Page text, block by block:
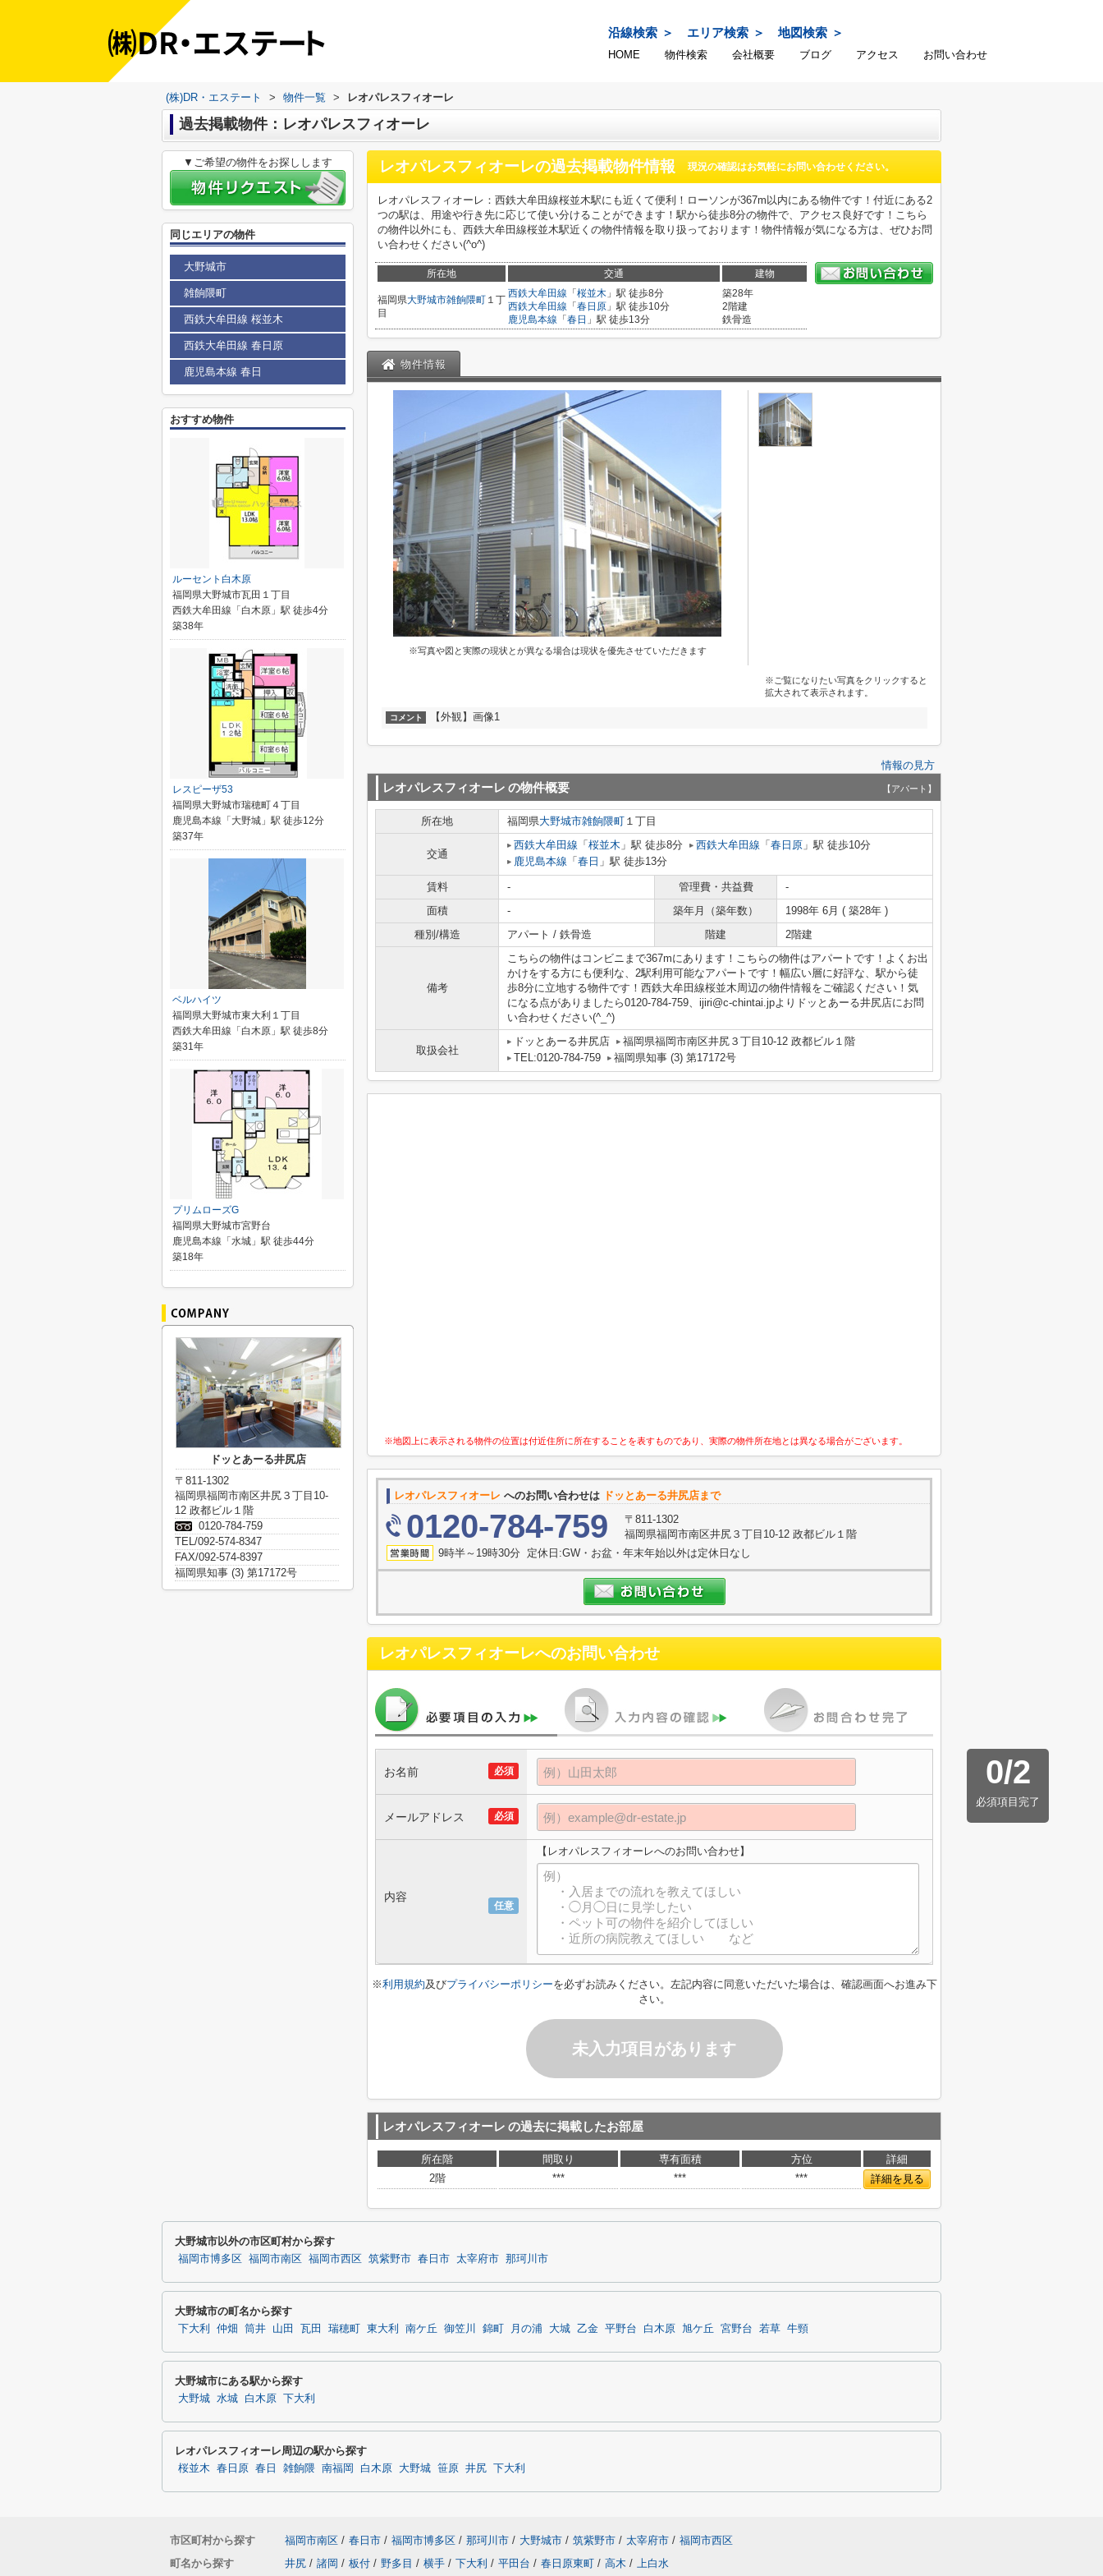
沿線検索 エリア検索 地図検索
HOME 物件検索 会社概要 ブログ アクセス お問い合わせ
(株)DR・エステート > 物件一覧 > レオパレスフィオーレ
過去掲載物件：レオパレスフィオーレ
レオパレスフィオーレの過去掲載物件情報 現況の確認はお気軽にお問い合わせください。
レオパレスフィオーレ：西鉄大牟田線桜並木駅にも近くて便利！ローソンが367m以内にある物件です！付近にある2
つの駅は、用途や行き先に応じて使い分けることができます！駅から徒歩8分の物件で、アクセス良好です！こちら
の物件以外にも、西鉄大牟田線桜並木駅近くの物件情報を取り扱っております！物件情報が気になる方は、ぜひお問
い合わせください(^o^)
所在地 交通 建物
福岡県大野城市雑餉隈町 １丁
目
西鉄大牟田線 「 桜並木 」駅 徒歩8分
西鉄大牟田線 「 春日原 」駅 徒歩10分
鹿児島本線 「 春日 」駅 徒歩13分
築28年
2階建
鉄骨造
物件情報
※写真や図と実際の現状とが異なる場合は現状を優先させていただきます
※ご覧になりたい写真をクリックすると
拡大されて表示されます。
コメント 【外観】画像1
情報の見方
レオパレスフィオーレ の物件概要 【アパート】
所在地 福岡県大野城市雑餉隈町 １丁目
交通
西鉄大牟田線 「 桜並木 」駅 徒歩8分 西鉄大牟田線 「 春日原 」駅 徒歩10分
鹿児島本線 「 春日 」駅 徒歩13分
賃料 - 管理費・共益費
-
面積
- 築年月（築年数）
1998年 6月 ( 築28年 )
種別/構造
アパート / 鉄骨造 階建 2階建
備考
こちらの物件はコンビニまで367mにあります！こちらの物件はアパートです！よくお出
かけをする方にも便利な、2駅利用可能なアパートです！幅広い層に好評な、駅から徒
歩8分に立地する物件です！西鉄大牟田線桜並木周辺の物件情報をご確認ください！気
になる点がありましたら0120-784-759、ijiri@c-chintai.jpよりドッとあーる井尻店にお問
い合わせください(^_^)
取扱会社
ドッとあーる井尻店
福岡県福岡市南区井尻３丁目10-12 政都ビル１階
TEL:0120-784-759
福岡県知事 (3) 第17172号
※地図上に表示される物件の位置は付近住所に所在することを表すものであり、実際の物件所在地とは異なる場合がございます。
レオパレスフィオーレ へのお問い合わせは ドッとあーる井尻店まで
0120-784-759
〒811-1302
福岡県福岡市南区井尻３丁目10-12 政都ビル１階
9時半～19時30分 定休日:GW・お盆・年末年始以外は定休日なし
レオパレスフィオーレへのお問い合わせ
0/2
必須項目完了
必須
お名前
必須
メールアドレス
任意
内容
【レオパレスフィオーレへのお問い合わせ】
※利用規約及びプライバシーポリシーを必ずお読みください。左記内容に同意いただいた場合は、確認画面へお進み下
さい。
未入力項目があります
レオパレスフィオーレ の過去に掲載したお部屋
所在階 間取り 専有面積 方位
詳細
2階
*** *** *** 詳細を見る
▼ご希望の物件をお探しします
同じエリアの物件
大野城市
雑餉隈町
西鉄大牟田線 桜並木
西鉄大牟田線 春日原
鹿児島本線 春日
おすすめ物件
ルーセント白木原
福岡県大野城市瓦田１丁目
西鉄大牟田線「白木原」駅 徒歩4分
築38年
レスピーザ53
福岡県大野城市瑞穂町４丁目
鹿児島本線「大野城」駅 徒歩12分
築37年
ベルハイツ
福岡県大野城市東大利１丁目
西鉄大牟田線「白木原」駅 徒歩8分
築31年
プリムローズG
福岡県大野城市宮野台
鹿児島本線「水城」駅 徒歩44分
築18年
ドッとあーる井尻店
〒811-1302
福岡県福岡市南区井尻３丁目10-
12 政都ビル１階
0120-784-759
TEL/092-574-8347
FAX/092-574-8397
福岡県知事 (3) 第17172号
大野城市以外の市区町村から探す
福岡市博多区 福岡市南区 福岡市西区 筑紫野市 春日市 太宰府市 那珂川市
大野城市の町名から探す
下大利 仲畑 筒井 山田 瓦田 瑞穂町 東大利 南ケ丘 御笠川 錦町 月の浦 大城 乙金 平野台 白木原 旭ケ丘 宮野台 若草 牛頸
大野城市にある駅から探す
大野城 水城 白木原 下大利
レオパレスフィオーレ周辺の駅から探す
桜並木 春日原 春日 雑餉隈 南福岡 白木原 大野城 笹原 井尻 下大利
市区町村から探す 福岡市南区 / 春日市 / 福岡市博多区 / 那珂川市 / 大野城市 / 筑紫野市 / 太宰府市 / 福岡市西区
町名から探す
井尻 / 諸岡 / 板付 / 野多目 / 横手 / 下大利 / 平田台 / 春日原東町 / 高木 / 上白水